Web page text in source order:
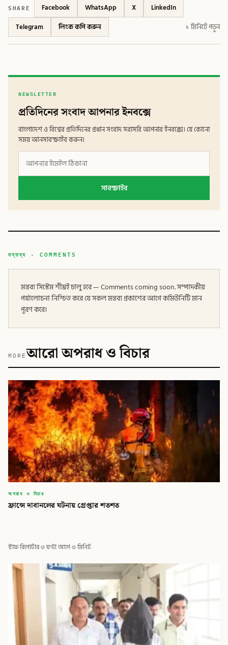
SHARE Facebook WhatsApp X
LinkedIn
Telegram
লিংক কপি করুন ১ মিনিটে পড়ুন
NEWSLETTER
প্রতিদিনের সংবাদ আপনার ইনবক্সে
বাংলাদেশ ও বিশ্বের প্রতিদিনের প্রধান সংবাদ সরাসরি আপনার ইনবক্সে। যে কোনো
সময় আনসাবস্ক্রাইব করুন।
সাবস্ক্রাইব
মন্তব্য · COMMENTS
মন্তব্য সিস্টেম শীঘ্রই চালু হবে — Comments coming soon. সম্পাদকীয়
পর্যালোচনা নিশ্চিত করে যে সকল মন্তব্য প্রকাশের আগে কমিউনিটি মান
পূরণ করে।
MOREআরো অপরাধ ও বিচার
অপরাধ ও বিচার
ফ্রান্সে দাবানলের ঘটনায় গ্রেপ্তার শতশত
স্টাফ রিপোর্টার·৩ ঘণ্টা আগে·৩ মিনিট